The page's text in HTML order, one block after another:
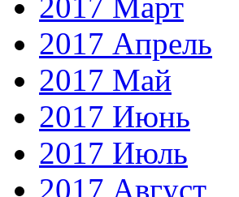
2017 Апрель
2017 Май
2017 Июнь
2017 Июль
2017 Август